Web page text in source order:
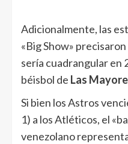
Adicionalmente, las
«Big Show»
sería cuadrangular en
béisbol de Las
Si bien los Astros
1) a los Atléticos, el
venezolano